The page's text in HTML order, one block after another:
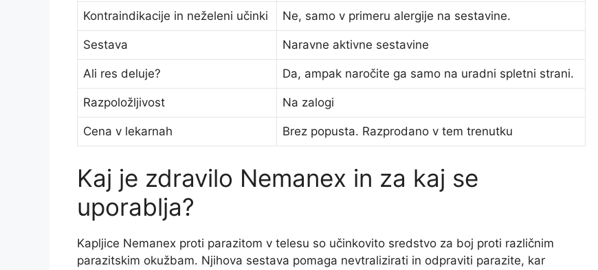
Kontraindikacije in neželeni učinki Ne, samo v primeru alergije na sestavine.
Sestava Naravne aktivne sestavine
Ali res deluje? Da, ampak naročite ga samo na uradni spletni strani.
Razpoložljivost Na zalogi
Cena v lekarnah Brez popusta. Razprodano v tem trenutku
Kaj je zdravilo Nemanex in za kaj se
uporablja?
Kapljice Nemanex proti parazitom v telesu so učinkovito sredstvo za boj proti različnim
parazitskim okužbam. Njihova sestava pomaga nevtralizirati in odpraviti parazite, kar